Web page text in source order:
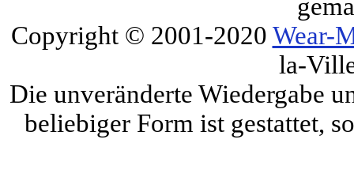
Copyright © 2001-2020 Wear-
la-
Die unveränderte Wiedergabe
beliebiger Form ist gestattet,